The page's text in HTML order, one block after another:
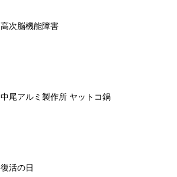
高次脳機能障害
中尾アルミ製作所 ヤットコ鍋
復活の日